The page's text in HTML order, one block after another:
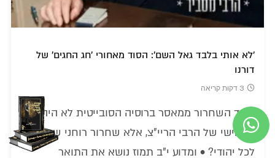
'לא אותי בלבד גאל השם': הסוד מאחורי 'חג החגים' של
דורנו
3 דקות קריאה
כיצד השחרור ממאסר ברוסיה הסובייטית לא היה רק
נס אישי של הרבי הריי"צ, אלא שחרור רוחני שנוגע
לכל יהודי? • ומדוע י"ב תמוז נושא את התואר